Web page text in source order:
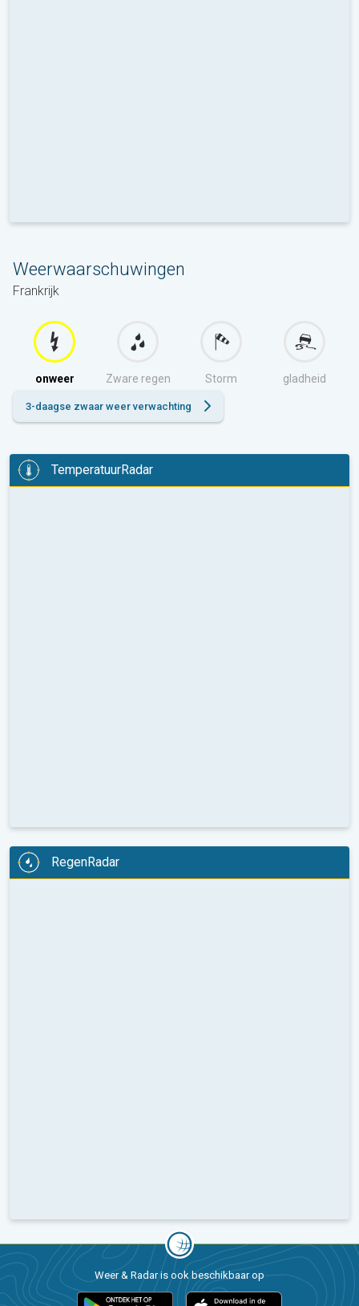
Weerwaarschuwingen
Frankrijk
onweer Zware regen Storm gladheid
3-daagse zwaar weer verwachting
TemperatuurRadar
RegenRadar
Weer & Radar is ook beschikbaar op